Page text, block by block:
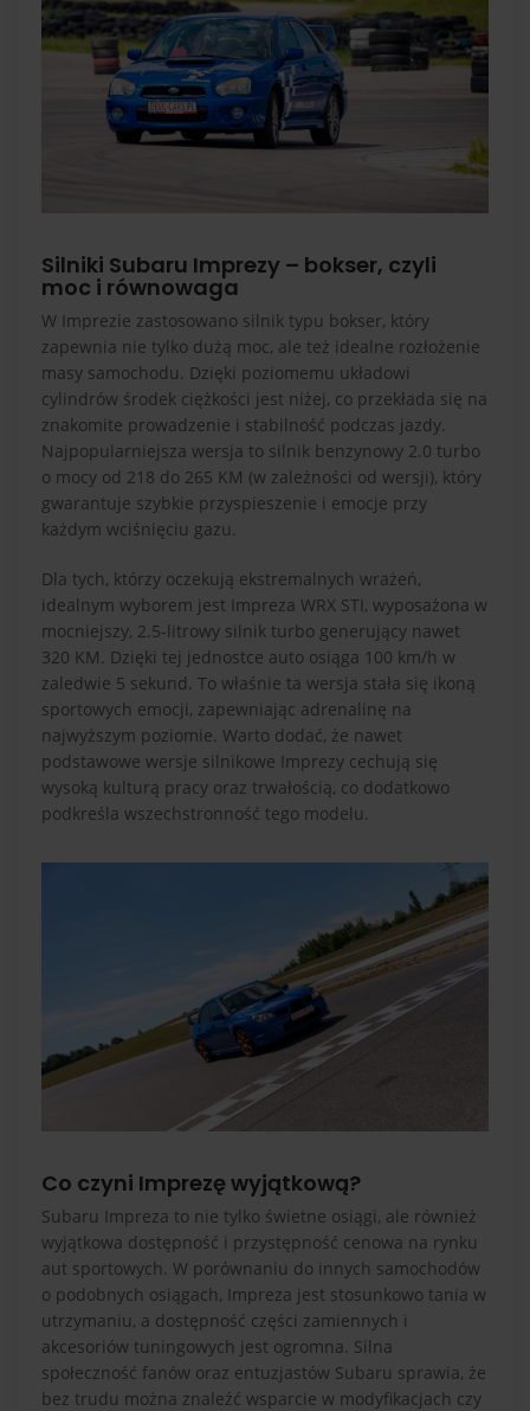
Silniki Subaru Imprezy – bokser, czyli
moc i równowaga
W Imprezie zastosowano silnik typu bokser, który
zapewnia nie tylko dużą moc, ale też idealne rozłożenie
masy samochodu. Dzięki poziomemu układowi
cylindrów środek ciężkości jest niżej, co przekłada się na
znakomite prowadzenie i stabilność podczas jazdy.
Najpopularniejsza wersja to silnik benzynowy 2.0 turbo
o mocy od 218 do 265 KM (w zależności od wersji), który
gwarantuje szybkie przyspieszenie i emocje przy
każdym wciśnięciu gazu.
Dla tych, którzy oczekują ekstremalnych wrażeń,
idealnym wyborem jest Impreza WRX STI, wyposażona w
mocniejszy, 2.5-litrowy silnik turbo generujący nawet
320 KM. Dzięki tej jednostce auto osiąga 100 km/h w
zaledwie 5 sekund. To właśnie ta wersja stała się ikoną
sportowych emocji, zapewniając adrenalinę na
najwyższym poziomie. Warto dodać, że nawet
podstawowe wersje silnikowe Imprezy cechują się
wysoką kulturą pracy oraz trwałością, co dodatkowo
podkreśla wszechstronność tego modelu.
Co czyni Imprezę wyjątkową?
Subaru Impreza to nie tylko świetne osiągi, ale również
wyjątkowa dostępność i przystępność cenowa na rynku
aut sportowych. W porównaniu do innych samochodów
o podobnych osiągach, Impreza jest stosunkowo tania w
utrzymaniu, a dostępność części zamiennych i
akcesoriów tuningowych jest ogromna. Silna
społeczność fanów oraz entuzjastów Subaru sprawia, że
bez trudu można znaleźć wsparcie w modyfikacjach czy